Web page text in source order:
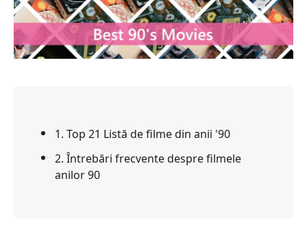
1. Top 21 Listă de filme din anii '90
2. Întrebări frecvente despre filmele
anilor 90